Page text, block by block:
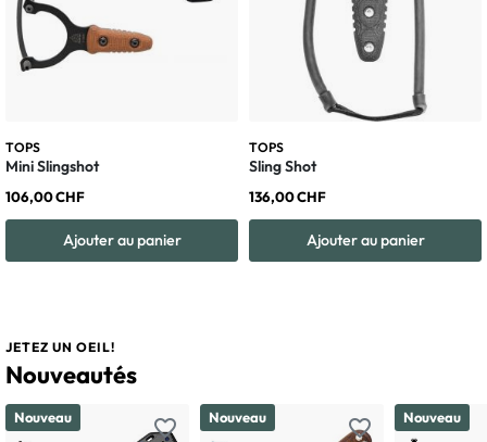
TOPS
Mini Slingshot
106,00 CHF
Ajouter au panier
TOPS
Sling Shot
136,00 CHF
Ajouter au panier
JETEZ UN OEIL!
Nouveautés
favorite_border
Nouveau favorite_border
Nouveau Nouveau